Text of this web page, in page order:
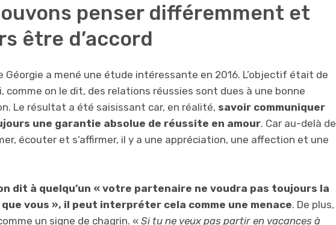
penser différemment et
être d’accord
Géorgie a mené une étude intéressante en 2016. L’objectif était de
comme on le dit, des relations réussies sont dues à une bonne
Le résultat a été saisissant car, en réalité, savoir communiquer
une garantie absolue de réussite en amour. Car au-delà de
écouter et s’affirmer, il y a une appréciation, une affection et une
dit à quelqu’un « votre partenaire ne voudra pas toujours la
que vous », il peut interpréter cela comme une menace. De plus,
un signe de chagrin. «Si tu ne veux pas partir en vacances à